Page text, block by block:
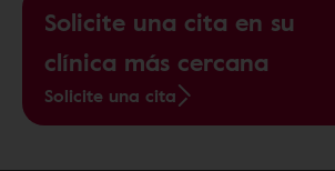
Solicite una cita en su
clínica más cercana
Solicite una cita